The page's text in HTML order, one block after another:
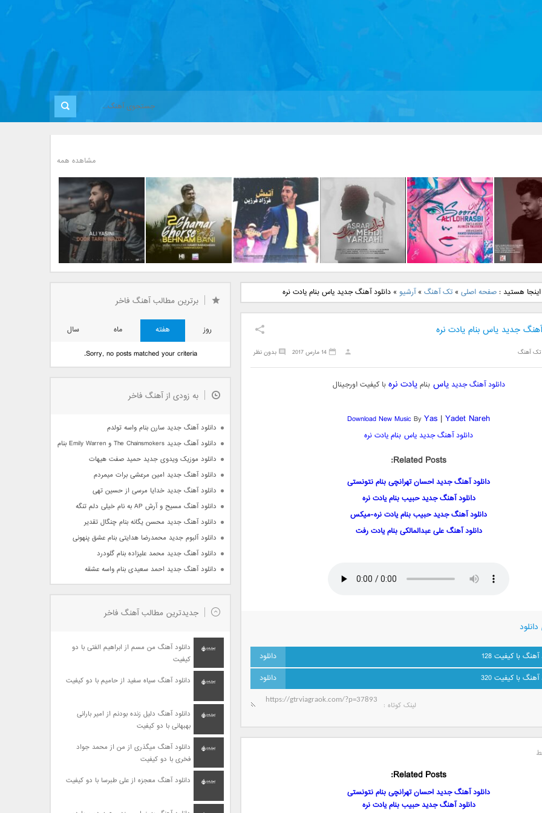
مشاهده همه
جدید رضا
نگار
دانلود آهنگ جدید علی
لهراسبی بنام صورت
دانلود آهنگ جدید مهدی
یراحی بنام اسرار
دانلود آهنگ جدید فرزاد
فرزین بنام آتیش
بانی بنام قرص قمر 2
یاسینی بنام دورترین نزدیک
هستید :صفحه اصلی »تک آهنگ »آرشیو »دانلود آهنگ جدید یاس بنام یادت نره
آهنگ جدید یاس بنام یادت نره
تک آهنگ بدون نظر 14 مارس 2017
دانلود آهنگ جدید یاس بنامیادت نرهبا کیفیت اورجینال
Download New MusicByYas | Yadet Nareh
دانلود آهنگ جدید یاس بنام یادت نره
Related Posts:
دانلود آهنگ جدید احسان تهرانچی بنام نتونستی
دانلود آهنگ جدید حبیب بنام یادت نره
دانلود آهنگ جدید حبیب بنام یادت نره-میکس
دانلود آهنگ علی عبدالمالکی بنام یادت رفت
آهنگ با کیفیت 128
آهنگ با کیفیت 320
لینک کوتاه‌ :
Related Posts:
دانلود آهنگ جدید احسان تهرانچی بنام نتونستی
دانلود آهنگ جدید حبیب بنام یادت نره
برترین مطالب آهنگ فاخر
روز هفته ماه
سال
Sorry, no posts matched your criteria.
به زودی از آهنگ فاخر
دانلود آهنگ جدید سارن بنام واسه تولدم
دانلود آهنگ جدید The Chainsmokers و Emily Warren بنام Side Effects
دانلود موزیک ویدوی جدید حمید صفت هیهات
دانلود آهنگ جدید امین مرعشی برات میمردم
دانلود آهنگ جدید خدایا مرسی از حسین تهی
دانلود آهنگ مسیح و آرش AP به نام خیلی دلم تنگه
دانلود آهنگ جدید محسن یگانه بنام چنگال تقدیر
دانلود آلبوم جدید محمدرضا هدایتی بنام عشق پنهونی
دانلود آهنگ جدید محمد علیزاده بنام گلودرد
دانلود آهنگ جدید احمد سعیدی بنام واسه عشقه
جدیدترین مطالب آهنگ فاخر
دانلود آهنگ من مسم از ابراهیم الفتی با دو
کیفیت
دانلود آهنگ سیاه سفید از حامیم با دو کیفیت
دانلود آهنگ دلیل زنده بودنم از امیر بارانی
بهبهانی با دو کیفیت
دانلود آهنگ میگذری از من از محمد جواد
فخری با دو کیفیت
دانلود آهنگ معجزه از علی طبرسا با دو کیفیت